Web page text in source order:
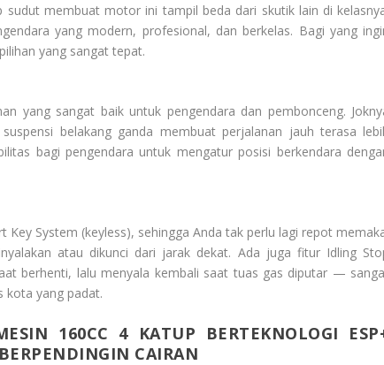
membuat motor ini tampil beda dari skutik lain di
yang modern, profesional, dan berkelas. Bagi yang
yang sangat tepat.
yang sangat baik untuk pengendara dan pembonceng.
belakang ganda membuat perjalanan jauh terasa
bagi pengendara untuk mengatur posisi berkendara
Key System (keyless), sehingga Anda tak perlu lagi repot
atau dikunci dari jarak dekat. Ada juga fitur Idling
berhenti, lalu menyala kembali saat tuas gas diputar —
kota yang padat.
160CC 4 KATUP BERTEKNOLOGI
CAIRAN